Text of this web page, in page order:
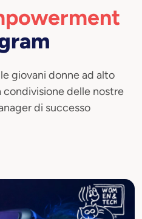
giovani donne ad alto
delle nostre
di successo